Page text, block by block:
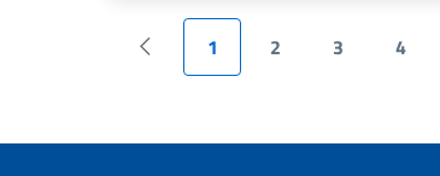
Pagina precedente
Pagina attuale
1
Page
2
Page
3
Page
4